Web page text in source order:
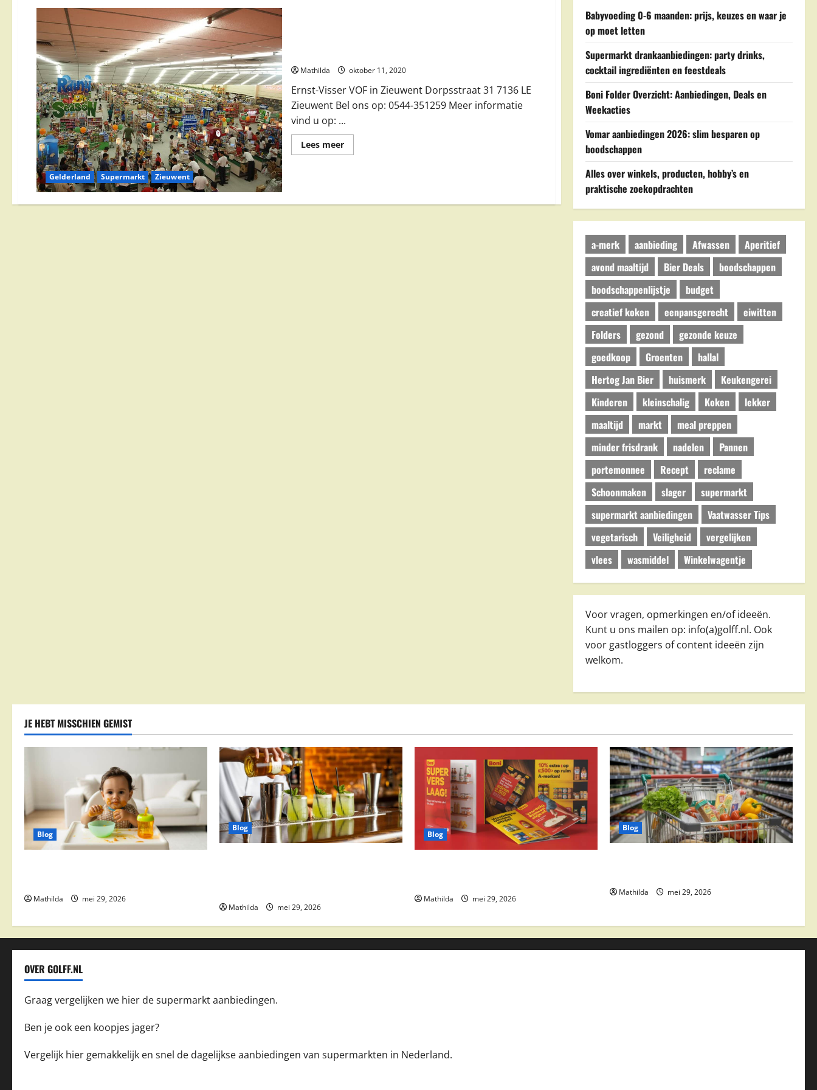
Gelderland Supermarkt Zieuwent
Mathilda oktober 11, 2020
Ernst-Visser VOF in Zieuwent Dorpsstraat 31 7136 LE
Zieuwent Bel ons op: 0544-351259 Meer informatie
vind u op: ...
Lees meerLees
meer
Zieuwent
Babyvoeding 0-6 maanden: prijs, keuzes en waar je
op moet letten
Supermarkt drankaanbiedingen: party drinks,
cocktail ingrediënten en feestdeals
Boni Folder Overzicht: Aanbiedingen, Deals en
Weekacties
Vomar aanbiedingen 2026: slim besparen op
boodschappen
Alles over winkels, producten, hobby’s en
praktische zoekopdrachten
a-merk aanbieding Afwassen
Aperitief
avond maaltijd
Bier Deals
boodschappen
boodschappenlijstje
budget
creatief koken
eenpansgerecht
eiwitten
Folders
gezond
gezonde keuze
goedkoop
Groenten
hallal
Hertog Jan Bier
huismerk
Keukengerei
Kinderen
kleinschalig Koken
lekker
maaltijd
markt
meal preppen
minder frisdrank
nadelen
Pannen
portemonnee
Recept
reclame
Schoonmaken
slager
supermarkt
supermarkt aanbiedingen
Vaatwasser Tips
vegetarisch
Veiligheid
vergelijken
vlees
wasmiddel Winkelwagentje
Voor vragen, opmerkingen en/of ideeën.
Kunt u ons mailen op: info(a)golff.nl. Ook
voor gastloggers of content ideeën zijn
welkom.
JE HEBT MISSCHIEN GEMIST
Blog
Mathilda mei 29, 2026
Blog
Mathilda mei 29, 2026
Blog
Mathilda mei 29, 2026
Blog
Mathilda mei 29, 2026
OVER GOLFF.NL
Graag vergelijken we hier de supermarkt aanbiedingen.
Ben je ook een koopjes jager?
Vergelijk hier gemakkelijk en snel de dagelijkse aanbiedingen van supermarkten in Nederland.